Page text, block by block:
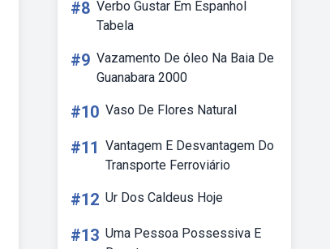
#8 Verbo Gustar Em Espanhol
Tabela
#9 Vazamento De óleo Na Baia De
Guanabara 2000
#10 Vaso De Flores Natural
#11 Vantagem E Desvantagem Do
Transporte Ferroviário
#12 Ur Dos Caldeus Hoje
#13 Uma Pessoa Possessiva E